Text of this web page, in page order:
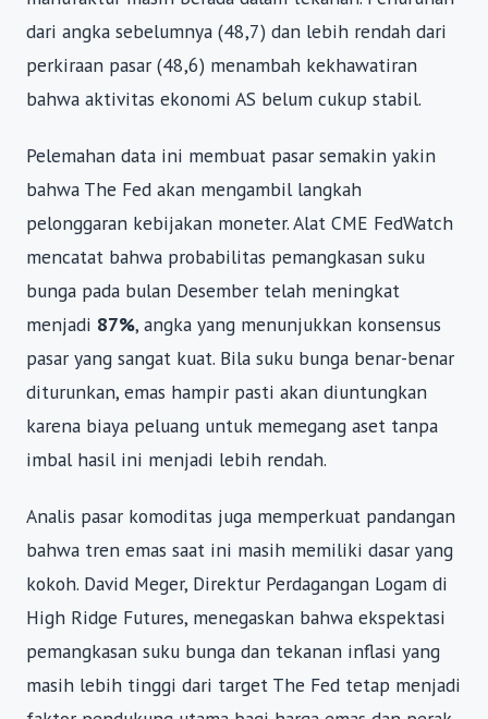
dari angka sebelumnya (48,7) dan lebih rendah dari
perkiraan pasar (48,6) menambah kekhawatiran
bahwa aktivitas ekonomi AS belum cukup stabil.
Pelemahan data ini membuat pasar semakin yakin
bahwa The Fed akan mengambil langkah
pelonggaran kebijakan moneter. Alat CME FedWatch
mencatat bahwa probabilitas pemangkasan suku
bunga pada bulan Desember telah meningkat
menjadi 87%, angka yang menunjukkan konsensus
pasar yang sangat kuat. Bila suku bunga benar-benar
diturunkan, emas hampir pasti akan diuntungkan
karena biaya peluang untuk memegang aset tanpa
imbal hasil ini menjadi lebih rendah.
Analis pasar komoditas juga memperkuat pandangan
bahwa tren emas saat ini masih memiliki dasar yang
kokoh. David Meger, Direktur Perdagangan Logam di
High Ridge Futures, menegaskan bahwa ekspektasi
pemangkasan suku bunga dan tekanan inflasi yang
masih lebih tinggi dari target The Fed tetap menjadi